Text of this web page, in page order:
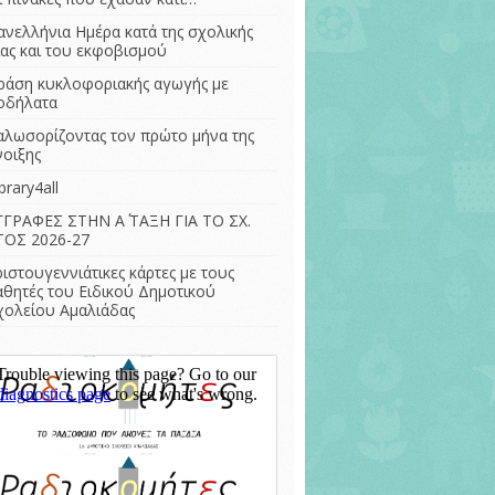
αρχαιότητα
της αυλής του
Μουσεία και
2023
Ημέρα κατά της σχολικής
και του εκφοβισμού
κυκλοφοριακής αγωγής με
τον πρώτο μήνα της
ΣΤΗΝ Α΄ ΤΑΞΗ ΓΙΑ ΤΟ ΣΧ.
2026-27
κάρτες με τους
του Ειδικού Δημοτικού
Αμαλιάδας